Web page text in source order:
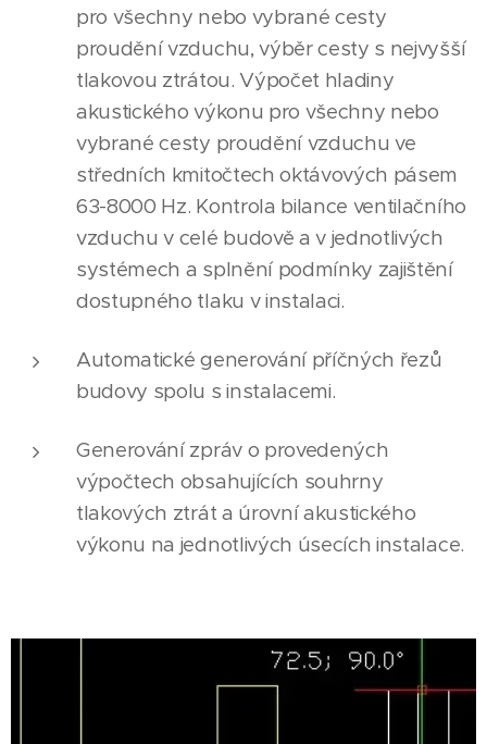
pro všechny nebo vybrané cesty
proudění vzduchu, výběr cesty s nejvyšší
tlakovou ztrátou. Výpočet hladiny
akustického výkonu pro všechny nebo
vybrané cesty proudění vzduchu ve
středních kmitočtech oktávových pásem
63-8000 Hz. Kontrola bilance ventilačního
vzduchu v celé budově a v jednotlivých
systémech a splnění podmínky zajištění
dostupného tlaku v instalaci.
Automatické generování příčných řezů
budovy spolu s instalacemi.
Generování zpráv o provedených
výpočtech obsahujících souhrny
tlakových ztrát a úrovní akustického
výkonu na jednotlivých úsecích instalace.